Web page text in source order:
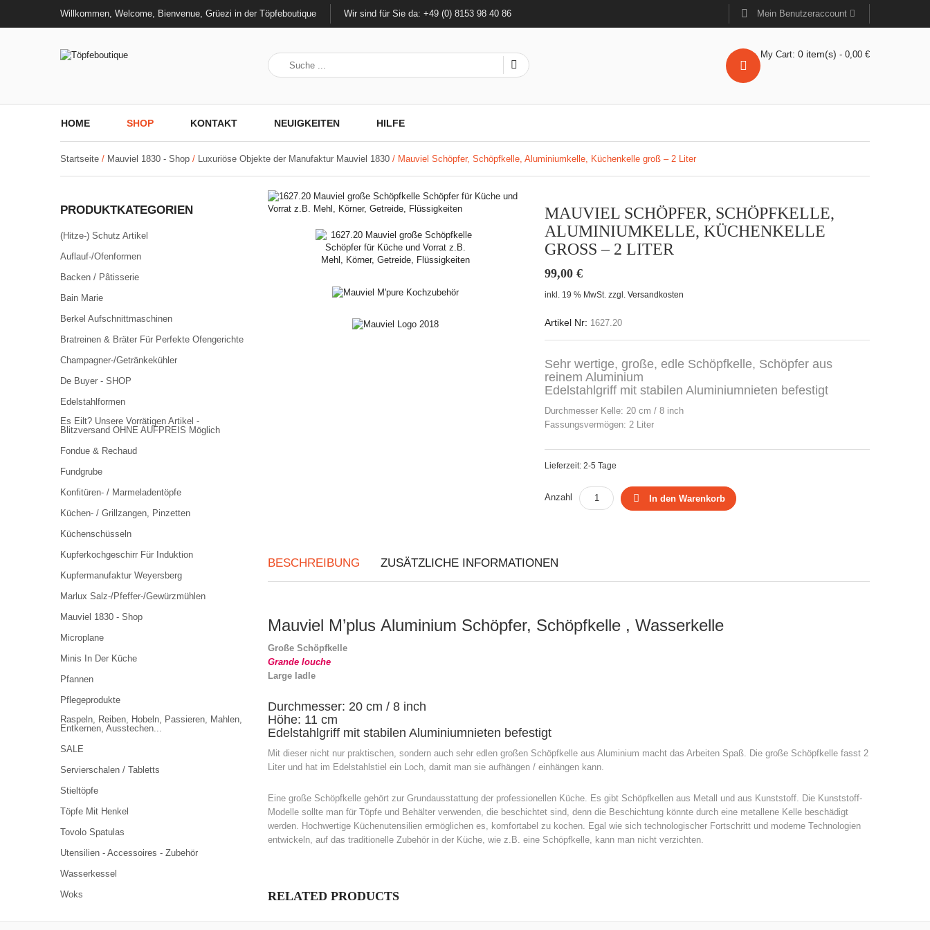
Willkommen, Welcome, Bienvenue, Grüezi in der Töpfeboutique Wir sind für Sie da: +49 (0) 8153 98 40 86 Mein Benutzeraccount
My Cart: 0 item(s) - 0,00 €
HOME SHOP KONTAKT NEUIGKEITEN HILFE
Startseite / Mauviel 1830 - Shop / Luxuriöse Objekte der Manufaktur Mauviel 1830 / Mauviel Schöpfer, Schöpfkelle, Aluminiumkelle, Küchenkelle groß – 2 Liter
MAUVIEL SCHÖPFER, SCHÖPFKELLE,
ALUMINIUMKELLE, KÜCHENKELLE
GROSS – 2 LITER
99,00 €
inkl. 19 % MwSt. zzgl. Versandkosten
Artikel Nr: 1627.20
Sehr wertige, große, edle Schöpfkelle, Schöpfer aus
reinem Aluminium
Edelstahlgriff mit stabilen Aluminiumnieten befestigt
Durchmesser Kelle: 20 cm / 8 inch
Fassungsvermögen: 2 Liter
Lieferzeit: 2-5 Tage
Anzahl In den Warenkorb
BESCHREIBUNG ZUSÄTZLICHE INFORMATIONEN
Mauviel M’plus Aluminium Schöpfer, Schöpfkelle , Wasserkelle
Große Schöpfkelle
Grande louche
Large ladle
Durchmesser: 20 cm / 8 inch
Höhe: 11 cm
Edelstahlgriff mit stabilen Aluminiumnieten befestigt
Mit dieser nicht nur praktischen, sondern auch sehr edlen großen Schöpfkelle aus Aluminium macht das Arbeiten Spaß. Die große Schöpfkelle fasst 2
Liter und hat im Edelstahlstiel ein Loch, damit man sie aufhängen / einhängen kann.
Eine große Schöpfkelle gehört zur Grundausstattung der professionellen Küche. Es gibt Schöpfkellen aus Metall und aus Kunststoff. Die Kunststoff-
Modelle sollte man für Töpfe und Behälter verwenden, die beschichtet sind, denn die Beschichtung könnte durch eine metallene Kelle beschädigt
werden. Hochwertige Küchenutensilien ermöglichen es, komfortabel zu kochen. Egal wie sich technologischer Fortschritt und moderne Technologien
entwickeln, auf das traditionelle Zubehör in der Küche, wie z.B. eine Schöpfkelle, kann man nicht verzichten.
RELATED PRODUCTS
PRODUKTKATEGORIEN
(Hitze-) Schutz Artikel
Auflauf-/Ofenformen
Backen / Pâtisserie
Bain Marie
Berkel Aufschnittmaschinen
Bratreinen & Bräter Für Perfekte Ofengerichte
Champagner-/Getränkekühler
De Buyer - SHOP
Edelstahlformen
Es Eilt? Unsere Vorrätigen Artikel -
Blitzversand OHNE AUFPREIS Möglich
Fondue & Rechaud
Fundgrube
Konfitüren- / Marmeladentöpfe
Küchen- / Grillzangen, Pinzetten
Küchenschüsseln
Kupferkochgeschirr Für Induktion
Kupfermanufaktur Weyersberg
Marlux Salz-/Pfeffer-/Gewürzmühlen
Mauviel 1830 - Shop
Microplane
Minis In Der Küche
Pfannen
Pflegeprodukte
Raspeln, Reiben, Hobeln, Passieren, Mahlen,
Entkernen, Ausstechen...
SALE
Servierschalen / Tabletts
Stieltöpfe
Töpfe Mit Henkel
Tovolo Spatulas
Utensilien - Accessoires - Zubehör
Wasserkessel
Woks